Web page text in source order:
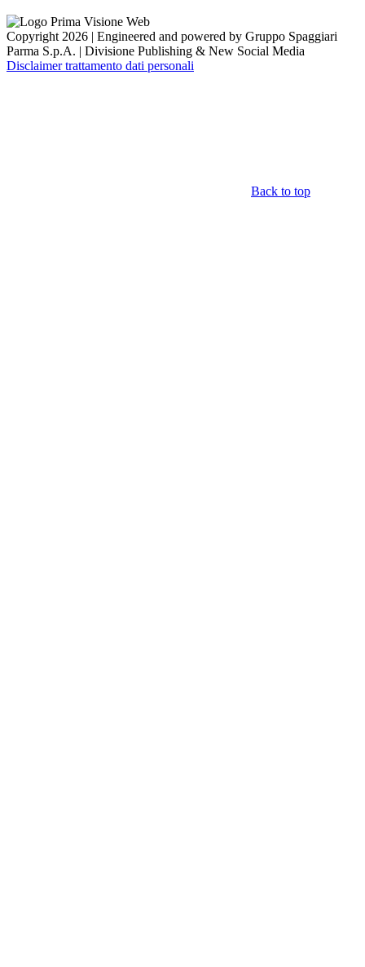
Copyright 2026 | Engineered and powered by Gruppo Spaggiari
Parma S.p.A. | Divisione Publishing & New Social Media
Disclaimer trattamento dati personali
Back to top